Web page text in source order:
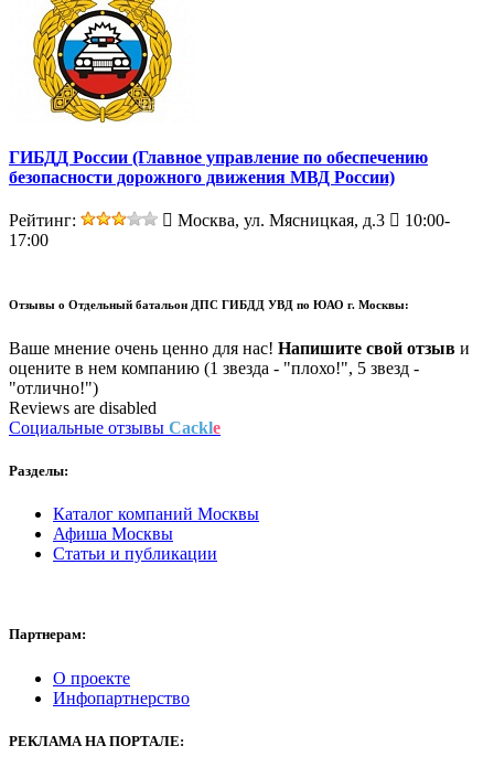
ГИБДД России (Главное управление по обеспечению
безопасности дорожного движения МВД России)
Рейтинг: Москва, ул. Мясницкая, д.3
10:00-
17:00
Отзывы о Отдельный батальон ДПС ГИБДД УВД по ЮАО г. Москвы:
Ваше мнение очень ценно для нас! Напишите свой отзыв и
оцените в нем компанию (1 звезда - "плохо!", 5 звезд -
"отлично!")
Reviews are disabled
Социальные отзывы Cackle
Разделы:
Каталог компаний Москвы
Афиша Москвы
Статьи и публикации
Партнерам:
О проекте
Инфопартнерство
РЕКЛАМА НА ПОРТАЛЕ: